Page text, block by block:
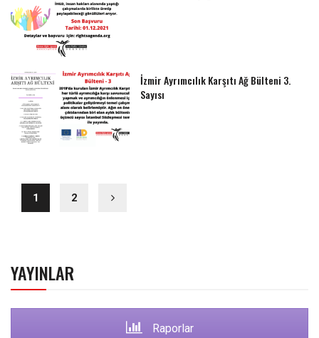
İzmir Ayrımcılık Karşıtı Ağ Bülteni 3.
Sayısı
1 2
YAYINLAR
Raporlar